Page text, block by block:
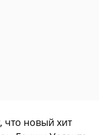
что новый хит